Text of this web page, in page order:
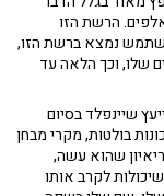
הרשת הזו
נמצא ברשת הזו,
שלו, וכך הלאה עד
שיינפלד בסיום
בולטות, מקרי מבחן
שהוא עשה,
לקרב אותו